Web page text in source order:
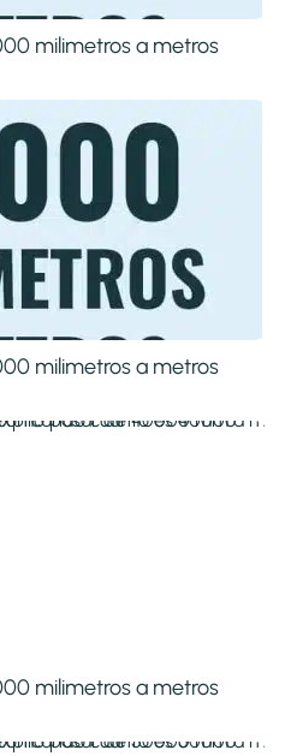
milimetros a metros
milimetros a metros
milimetros a metros